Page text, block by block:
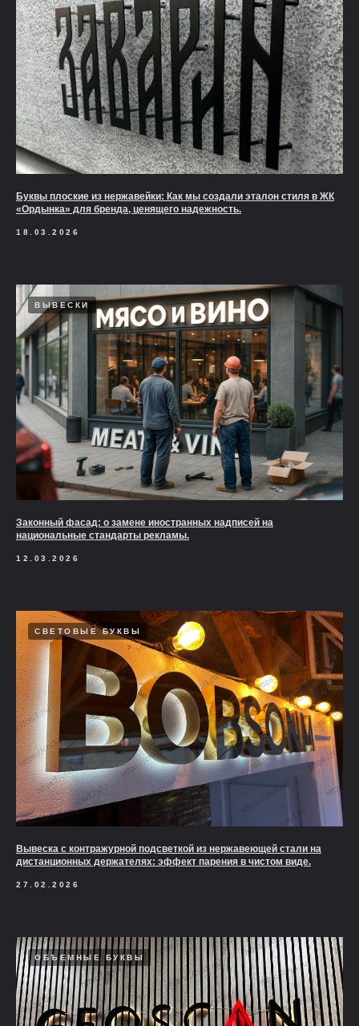
Буквы плоские из нержавейки: Как мы создали эталон стиля в ЖК
«Ордынка» для бренда, ценящего надежность.
18.03.2026
ВЫВЕСКИ
Законный фасад: о замене иностранных надписей на
национальные стандарты рекламы.
12.03.2026
СВЕТОВЫЕ БУКВЫ
Вывеска с контражурной подсветкой из нержавеющей стали на
дистанционных держателях: эффект парения в чистом виде.
27.02.2026
ОБЪЕМНЫЕ БУКВЫ